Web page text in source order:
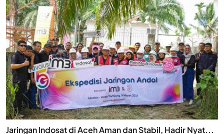
Jaringan Indosat di Aceh Aman dan Stabil, Hadir Nyat...